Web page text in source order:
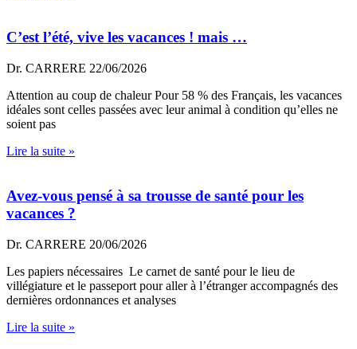
C’est l’été, vive les vacances ! mais …
Dr. CARRERE 22/06/2026
Attention au coup de chaleur Pour 58 % des Français, les vacances
idéales sont celles passées avec leur animal à condition qu’elles ne
soient pas
Lire la suite »
Avez-vous pensé à sa trousse de santé pour les
vacances ?
Dr. CARRERE 20/06/2026
Les papiers nécessaires Le carnet de santé pour le lieu de
villégiature et le passeport pour aller à l’étranger accompagnés des
dernières ordonnances et analyses
Lire la suite »